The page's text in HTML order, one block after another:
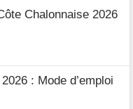
Chalonnaise 2026
: Mode d’emploi